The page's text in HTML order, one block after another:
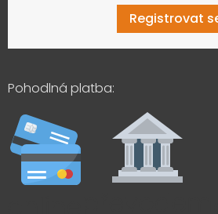
Registrovat
Pohodlná platba: